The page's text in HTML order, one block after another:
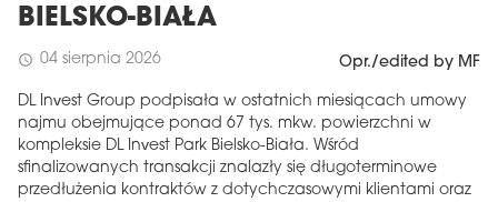
BIELSKO-BIAŁA
schedule 04 sierpnia 2026 Opr./edited by MF
DL Invest Group podpisała w ostatnich miesiącach umowy
najmu obejmujące ponad 67 tys. mkw. powierzchni w
kompleksie DL Invest Park Bielsko-Biała. Wśród
sfinalizowanych transakcji znalazły się długoterminowe
przedłużenia kontraktów z dotychczasowymi klientami oraz